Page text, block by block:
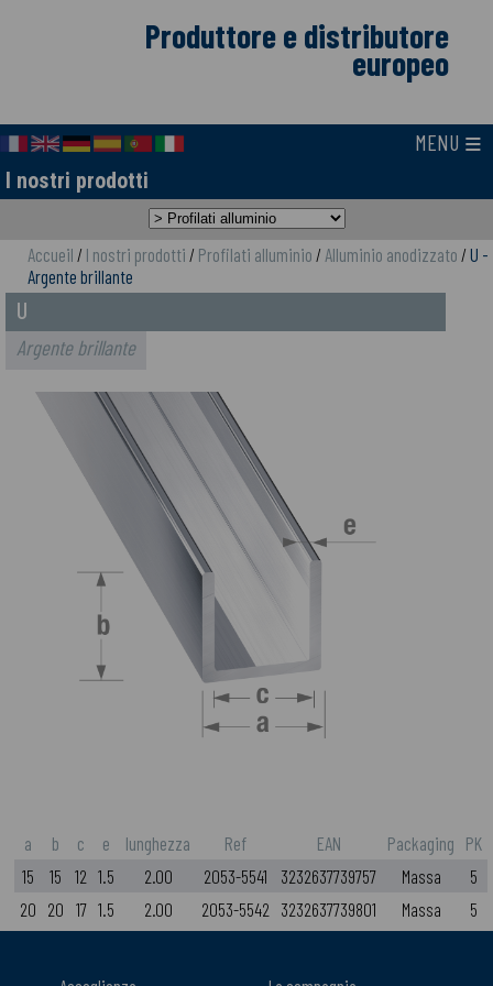
Produttore e distributore
europeo
MENU ≡
I nostri prodotti
Accueil / I nostri prodotti / Profilati alluminio / Alluminio anodizzato / U -
Argente brillante
U
Argente brillante
a b c e lunghezza Ref EAN Packaging PK
15
15 12 1.5 2.00 2053-5541 3232637739757 Massa
5
20 20 17 1.5 2.00 2053-5542 3232637739801 Massa 5